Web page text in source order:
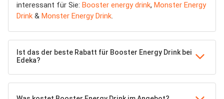
interessant für Sie: Booster energy drink, Monster Energy
Drink & Monster Energy Drink.
Ist das der beste Rabatt für Booster Energy Drink bei
Edeka?